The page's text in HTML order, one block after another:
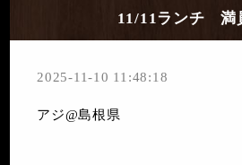
11/11ランチ 満
2025-11-10 11:48:18
アジ@島根県